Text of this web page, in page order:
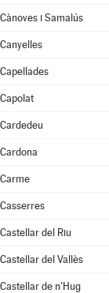
Cànoves i Samalús
Canyelles
Capellades
Capolat
Cardedeu
Cardona
Carme
Casserres
Castellar del Riu
Castellar del Vallès
Castellar de n'Hug